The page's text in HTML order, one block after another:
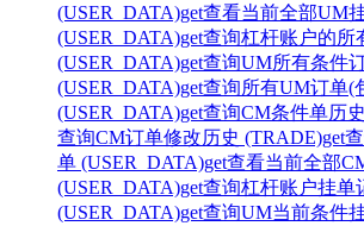
(USER_DATA)get查看当前全部UM
(USER_DATA)get查询杠杆账户的所
(USER_DATA)get查询UM所有条件
(USER_DATA)get查询所有UM订单(
(USER_DATA)get查询CM条件单历
查询CM订单修改历史 (TRADE)get
单 (USER_DATA)get查看当前全部
(USER_DATA)get查询杠杆账户挂单
(USER_DATA)get查询UM当前条件